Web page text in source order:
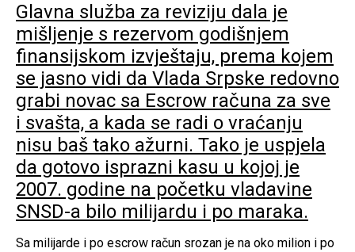
Glavna služba za reviziju dala je
mišljenje s rezervom godišnjem
finansijskom izvještaju, prema kojem
se jasno vidi da Vlada Srpske redovno
grabi novac sa Escrow računa za sve
i svašta, a kada se radi o vraćanju
nisu baš tako ažurni. Tako je uspjela
da gotovo isprazni kasu u kojoj je
2007. godine na početku vladavine
SNSD-a bilo milijardu i po maraka.
Sa milijarde i po escrow račun srozan je na oko milion i po